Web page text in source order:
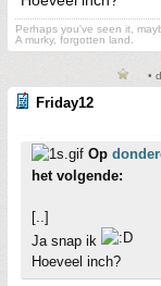
Perhaps you've seen it,
A murky, forgotten land.
•
Friday12
Op
het volgende:
[..]
Ja snap ik
Hoeveel inch?